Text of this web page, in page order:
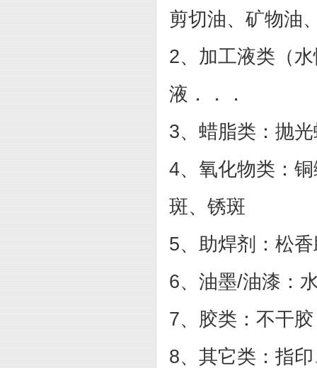
剪切油、矿物油
2、加工液类（
液．．．
3、蜡脂类：抛
4、氧化物类：
斑、锈斑
5、助焊剂：松
6、油墨/油漆：
7、胶类： 不干胶
8、其它类： 指